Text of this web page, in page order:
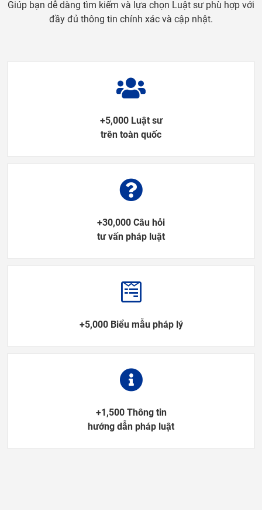
Giúp bạn dễ dàng tìm kiếm và lựa chọn Luật sư phù hợp với
đầy đủ thông tin chính xác và cập nhật.
+5,000 Luật sư
trên toàn quốc
+30,000 Câu hỏi
tư vấn pháp luật
+5,000 Biểu mẫu pháp lý
+1,500 Thông tin
hướng dẫn pháp luật